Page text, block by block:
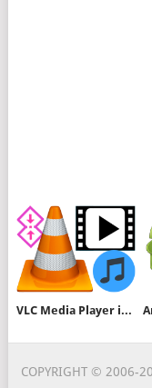
VLC Media Player ile ses ve videoyu birleştirin
COPYRIGHT © 2006-